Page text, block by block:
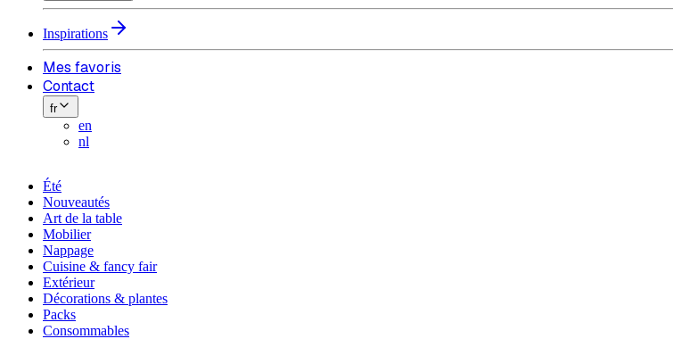
Inspirations
Mes favoris
Contact
fr
en
nl
Été
Nouveautés
Art de la table
Mobilier
Nappage
Cuisine & fancy fair
Extérieur
Décorations & plantes
Packs
Consommables